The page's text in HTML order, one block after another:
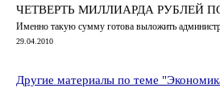
ЧЕТВЕРТЬ МИЛЛИАРДА РУБЛЕЙ
Именно такую сумму готова выложить
29.04.2010
Другие материалы по теме